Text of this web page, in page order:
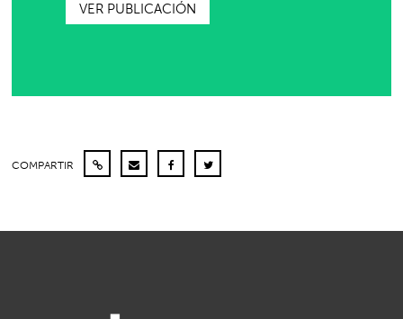
VER PUBLICACIÓN
COMPARTIR